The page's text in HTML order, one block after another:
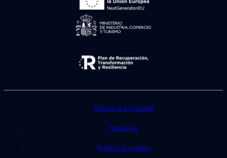
Política de privacidad
Nota legal
Política de cookies